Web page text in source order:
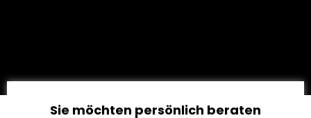
Sie möchten persönlich beraten